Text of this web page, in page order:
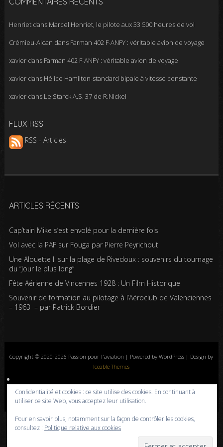
Henrietdans Marcel Henriet, le pilote aux 33 500 heures de vol
Crémieu-Alcan dans Farman 402 F-ANFY : véritable avion de voyage
xavierdans Farman 402 F-ANFY : véritable avion de voyage
xavierdans Hélice Hamilton-standard bipale à vitesse constante
xavierdans Le Starck A.S. 37 de R.Nickel
FLUX RSS
RSS - Articles
ARTICLES RÉCENTS
Cap’tain Mike s’est envolé pour la dernière fois
Vol avec la PAF sur Fouga par Pierre Peyrichout
Une Alouette II sur la plage de Rivedoux : souvenirs du tournage
du “Jour le plus long”
Fête Aérienne de Vincennes 1928 : Un Film Historique
Souvenir de formation au pilotage à l’Aéroclub de Valenciennes
– 1963 – par Patrick Bordier
Copyright © 2020-2026 Passion pour l'aviation | Powered by WordPress | Design by
Iceable Themes
Accueil Blog Albums photos Histoires de l’aviation
Contrôle aérien
Livres
Liens A propos Contact Politique de confidentialité
Confidentialité et cookies : ce site utilise des cookies. En continuant à
utiliser ce site Web, vous acceptez leur utilisation.
Pour en savoir plus, notamment sur la façon de contrôler les cookies,
consultez : Politique relative aux cookies